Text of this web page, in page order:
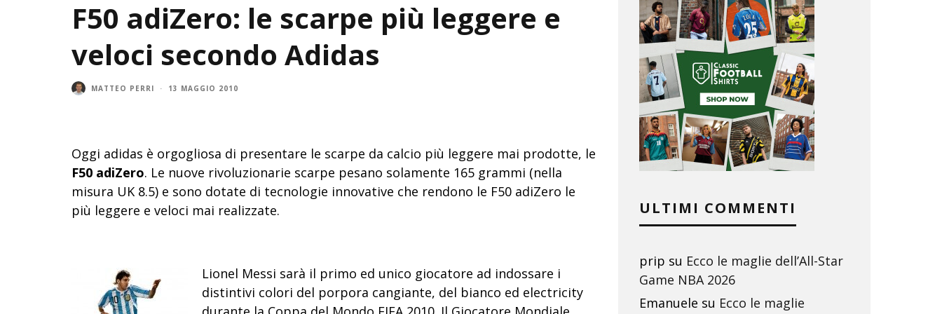
F50 adiZero: le scarpe più leggere e
veloci secondo Adidas
MATTEO PERRI · 13 MAGGIO 2010
Oggi adidas è orgogliosa di presentare le scarpe da calcio più leggere mai prodotte, le
F50 adiZero. Le nuove rivoluzionarie scarpe pesano solamente 165 grammi (nella
misura UK 8.5) e sono dotate di tecnologie innovative che rendono le F50 adiZero le
più leggere e veloci mai realizzate.
Lionel Messi sarà il primo ed unico giocatore ad indossare i
distintivi colori del porpora cangiante, del bianco ed electricity
ULTIMI COMMENTI
prip su Ecco le maglie dell’All-Star
Game NBA 2026
Emanuele su Ecco le maglie